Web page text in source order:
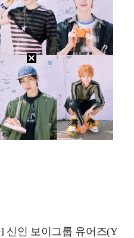
성공
된 퍼팅
신인 보이그룹 유어즈(Y